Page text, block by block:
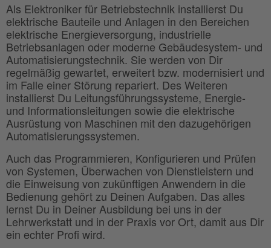
Als Elektroniker für Betriebstechnik installierst Du
elektrische Bauteile und Anlagen in den Bereichen
elektrische Energieversorgung, industrielle
Betriebsanlagen oder moderne Gebäudesystem- und
Automatisierungstechnik. Sie werden von Dir
regelmäßig gewartet, erweitert bzw. modernisiert und
im Falle einer Störung repariert. Des Weiteren
installierst Du Leitungsführungssysteme, Energie-
und Informationsleitungen sowie die elektrische
Ausrüstung von Maschinen mit den dazugehörigen
Automatisierungssystemen.
Auch das Programmieren, Konfigurieren und Prüfen
von Systemen, Überwachen von Dienstleistern und
die Einweisung von zukünftigen Anwendern in die
Bedienung gehört zu Deinen Aufgaben. Das alles
lernst Du in Deiner Ausbildung bei uns in der
Lehrwerkstatt und in der Praxis vor Ort, damit aus Dir
ein echter Profi wird.